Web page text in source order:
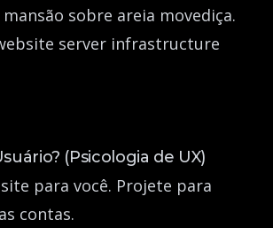
sobre areia movediça.
(Psicologia de UX)
para você. Projete para
contas.